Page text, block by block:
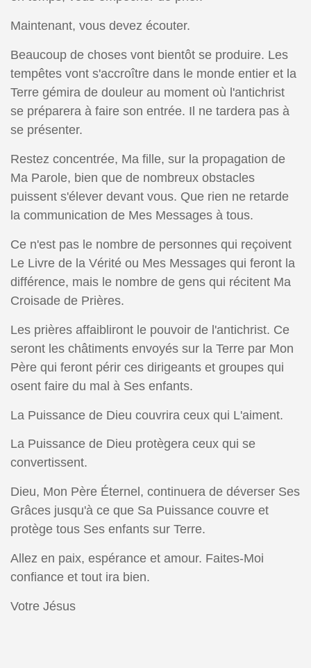
Maintenant, vous devez écouter.
Beaucoup de choses vont bientôt se produire. Les
tempêtes vont s'accroître dans le monde entier et la
Terre gémira de douleur au moment où l'antichrist
se préparera à faire son entrée. Il ne tardera pas à
se présenter.
Restez concentrée, Ma fille, sur la propagation de
Ma Parole, bien que de nombreux obstacles
puissent s'élever devant vous. Que rien ne retarde
la communication de Mes Messages à tous.
Ce n'est pas le nombre de personnes qui reçoivent
Le Livre de la Vérité ou Mes Messages qui feront la
différence, mais le nombre de gens qui récitent Ma
Croisade de Prières.
Les prières affaibliront le pouvoir de l'antichrist. Ce
seront les châtiments envoyés sur la Terre par Mon
Père qui feront périr ces dirigeants et groupes qui
osent faire du mal à Ses enfants.
La Puissance de Dieu couvrira ceux qui L'aiment.
La Puissance de Dieu protègera ceux qui se
convertissent.
Dieu, Mon Père Éternel, continuera de déverser Ses
Grâces jusqu'à ce que Sa Puissance couvre et
protège tous Ses enfants sur Terre.
Allez en paix, espérance et amour. Faites-Moi
confiance et tout ira bien.
Votre Jésus